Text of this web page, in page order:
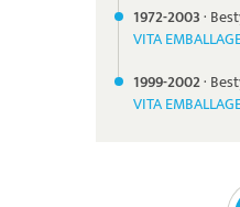
1972-2003·
VITA
1999-2002·
VITA